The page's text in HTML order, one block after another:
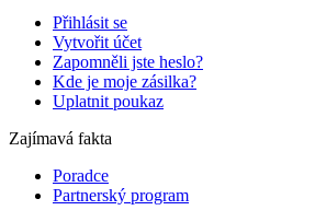
Přihlásit se
Vytvořit účet
Zapomněli jste heslo?
Kde je moje zásilka?
Uplatnit poukaz
Zajímavá fakta
Poradce
Partnerský program